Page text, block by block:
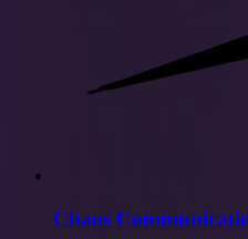
Chaos